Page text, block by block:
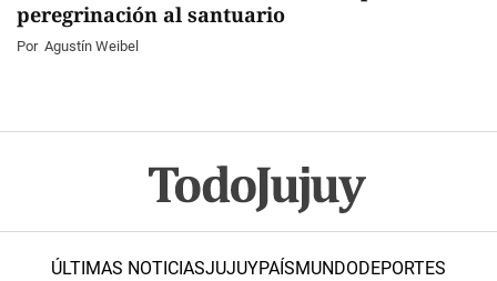
peregrinación al santuario
Por Agustín Weibel
ÚLTIMAS NOTICIASJUJUYPAÍSMUNDODEPORTES